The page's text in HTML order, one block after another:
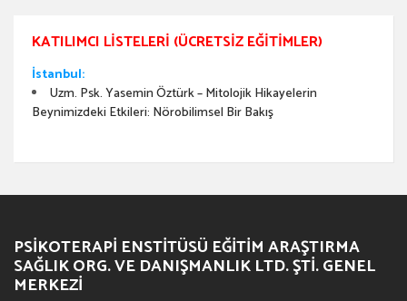
KATILIMCI LISTELERI (ÜCRETSIZ EĞITIMLER)
İstanbul:
Uzm. Psk. Yasemin Öztürk – Mitolojik Hikayelerin
Beynimizdeki Etkileri: Nörobilimsel Bir Bakış
PSIKOTERAPI ENSTITÜSÜ EĞITIM ARAŞTIRMA
SAĞLIK ORG. VE DANIŞMANLIK LTD. ŞTI. GENEL
MERKEZI